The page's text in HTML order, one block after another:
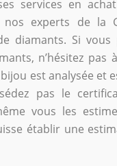
services en
nos experts de la
diamants. Si vous
n’hésitez
est analysée et
pas le
vous les
établir une